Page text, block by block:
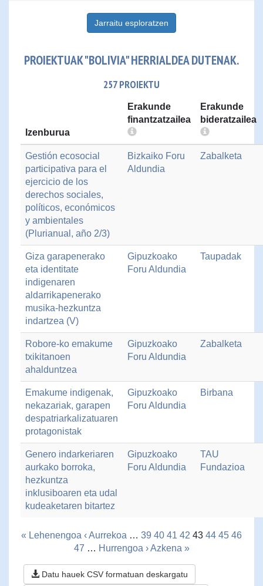
Jarraitu esploratzen
PROIEKTUAK "BOLIVIA" HERRIALDEA DUTENAK.
257 PROIEKTU
Izenburua
Erakunde
finantzatzailea
Erakunde
bideratzailea
Gestión ecosocial
participativa para el
ejercicio de los
derechos sociales,
políticos, económicos
y ambientales
(Plurianual, año 2/3)
Bizkaiko Foru
Aldundia
Zabalketa
Giza garapenerako
eta identitate
indigenaren
aldarrikapenerako
musika-hezkuntza
indartzea (V)
Gipuzkoako
Foru Aldundia
Taupadak
Robore-ko emakume
txikitanoen
ahalduntzea
Gipuzkoako
Foru Aldundia
Zabalketa
Emakume indigenak,
nekazariak, garapen
despatriarkalizatuaren
protagonistak
Gipuzkoako
Foru Aldundia
Birbana
Genero indarkeriaren
aurkako borroka,
hezkuntza
inklusiboaren eta udal
kudeaketaren bitartez
Gipuzkoako
Foru Aldundia
TAU
Fundazioa
« Lehenengoa ‹ Aurrekoa … 39 40 41 42 43 44 45 46
47 … Hurrengoa › Azkena »
Datu hauek CSV formatuan deskargatu